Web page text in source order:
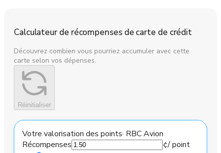
Calculateur de récompenses de carte de crédit
Découvrez combien vous pourriez accumuler avec cette
carte selon vos dépenses.
Réinitialiser
Votre valorisation des points· RBC Avion
Récompenses
¢/ point